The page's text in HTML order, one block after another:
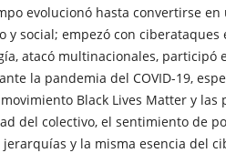
evolucionó hasta convertirse
y social; empezó con ciberataques
atacó multinacionales, participó
la pandemia del COVID-19,
Black Lives Matter y las
del colectivo, el sentimiento de
y la misma esencia del